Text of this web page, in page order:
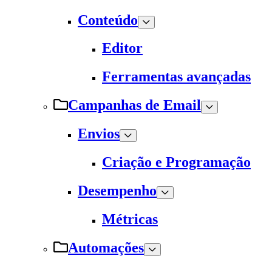
Conteúdo
Editor
Ferramentas avançadas
Campanhas de Email
Envios
Criação e Programação
Desempenho
Métricas
Automações